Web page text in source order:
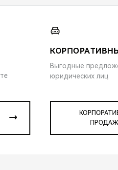
Выгодные
юридических лиц